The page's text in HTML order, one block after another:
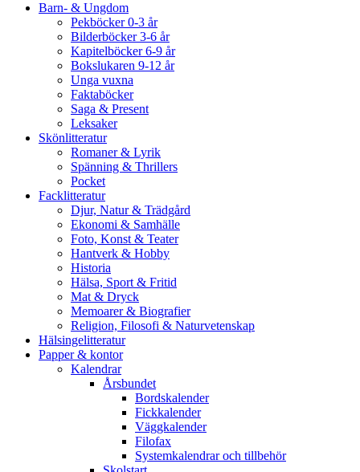
Barn- & Ungdom
Pekböcker 0-3 år
Bilderböcker 3-6 år
Kapitelböcker 6-9 år
Bokslukaren 9-12 år
Unga vuxna
Faktaböcker
Saga & Present
Leksaker
Skönlitteratur
Romaner & Lyrik
Spänning & Thrillers
Pocket
Facklitteratur
Djur, Natur & Trädgård
Ekonomi & Samhälle
Foto, Konst & Teater
Hantverk & Hobby
Historia
Hälsa, Sport & Fritid
Mat & Dryck
Memoarer & Biografier
Religion, Filosofi & Naturvetenskap
Hälsingelitteratur
Papper & kontor
Kalendrar
Årsbundet
Bordskalender
Fickkalender
Väggkalender
Filofax
Systemkalendrar och tillbehör